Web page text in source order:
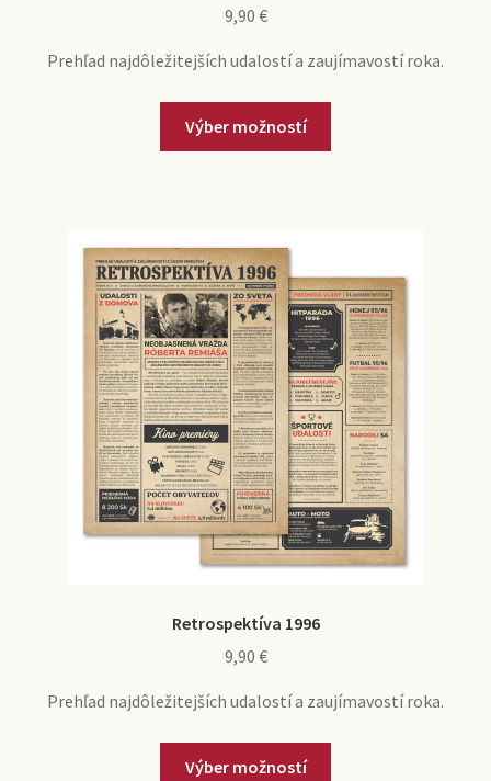
9,90 €
Prehľad najdôležitejších udalostí a zaujímavostí roka.
Výber možností
Retrospektíva 1996
9,90 €
Prehľad najdôležitejších udalostí a zaujímavostí roka.
Výber možností